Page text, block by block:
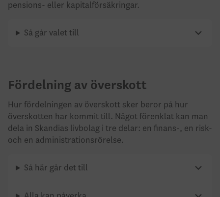
pensions- eller kapitalförsäkringar.
Så går valet till
Fördelning av överskott
Hur fördelningen av överskott sker beror på hur
överskotten har kommit till. Något förenklat kan man
dela in Skandias livbolag i tre delar: en finans-, en risk-
och en administrationsrörelse.
Så här går det till